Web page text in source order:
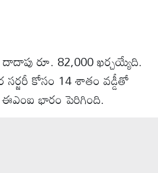
రూ. 82,000 ఖర్చయ్యేది.
కోసం 14 శాతం వడ్డీతో
ఈఎంఐ భారం పెరిగింది.